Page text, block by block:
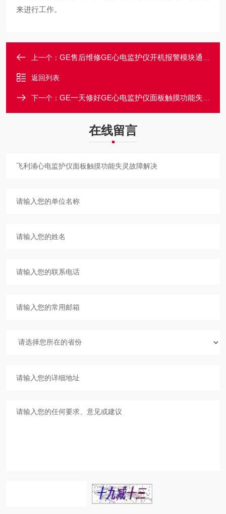
来进行工作。
上一个： GE售后维修GE心电监护仪开机报警模块通讯异常故障修理
返回列表
下一个： GE一天修好GE心电监护仪面板触摸功能失灵不灵故障维修
在线留言